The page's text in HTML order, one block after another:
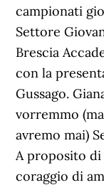
campionati
Settore
Brescia
con la
Gussago.
vorremmo
avremo mai)
A proposito di
coraggio di